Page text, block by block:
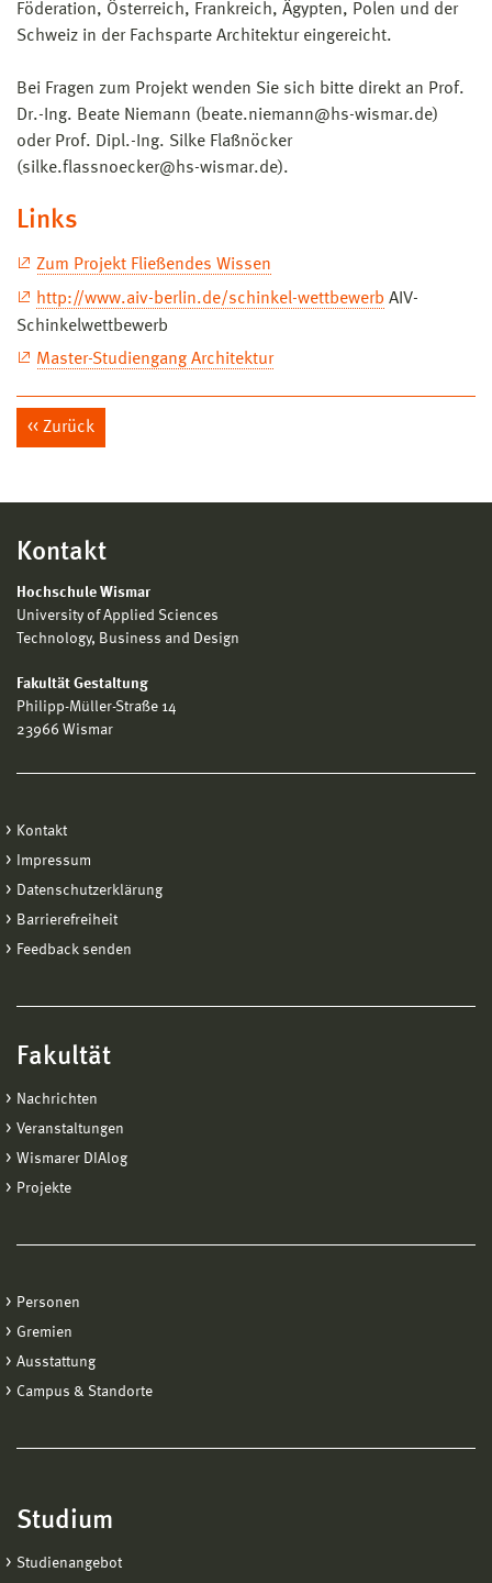
Föderation, Österreich, Frankreich, Ägypten, Polen und der
Schweiz in der Fachsparte Architektur eingereicht.
Bei Fragen zum Projekt wenden Sie sich bitte direkt an Prof.
Dr.-Ing. Beate Niemann (beate.niemann@hs-wismar.de)
oder Prof. Dipl.-Ing. Silke Flaßnöcker
(silke.flassnoecker@hs-wismar.de).
Links
Zum Projekt Fließendes Wissen
http://www.aiv-berlin.de/schinkel-wettbewerb AIV-
Schinkelwettbewerb
Master-Studiengang Architektur
Zurück
Kontakt
Hochschule Wismar
University of Applied Sciences
Technology, Business and Design
Fakultät Gestaltung
Philipp-Müller-Straße 14
23966 Wismar
Kontakt
Impressum
Datenschutzerklärung
Barrierefreiheit
Feedback senden
Fakultät
Nachrichten
Veranstaltungen
Wismarer DIAlog
Projekte
Personen
Gremien
Ausstattung
Campus & Standorte
Studium
Studienangebot